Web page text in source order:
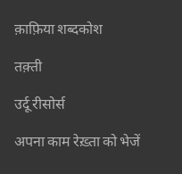
क़ाफ़िया शब्दकोश
तक़्ती
उर्दू रीसोर्स
अपना काम रेख़्ता को भेजें